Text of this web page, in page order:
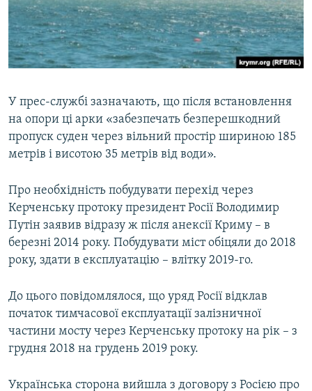
У прес-службі зазначають, що після встановлення
на опори ці арки «забезпечать безперешкодний
пропуск суден через вільний простір шириною 185
метрів і висотою 35 метрів від води».
Про необхідність побудувати перехід через
Керченську протоку президент Росії Володимир
Путін заявив відразу ж після анексії Криму – в
березні 2014 року. Побудувати міст обіцяли до 2018
року, здати в експлуатацію – влітку 2019-го.
До цього повідомлялося, що уряд Росії відклав
початок тимчасової експлуатації залізничної
частини мосту через Керченську протоку на рік – з
грудня 2018 на грудень 2019 року.
Українська сторона вийшла з договору з Росією про